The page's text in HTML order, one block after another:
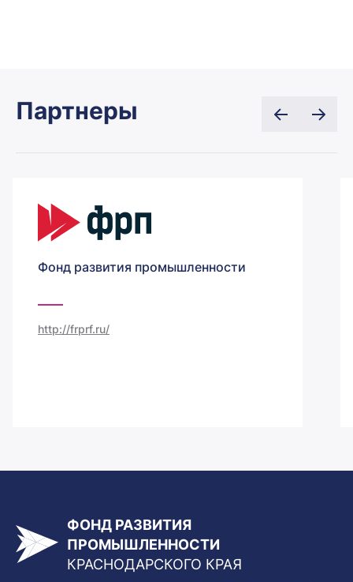
Партнеры
Фонд развития промышленности
http://frprf.ru/
ФОНД РАЗВИТИЯ
ПРОМЫШЛЕННОСТИ
КРАСНОДАРСКОГО КРАЯ